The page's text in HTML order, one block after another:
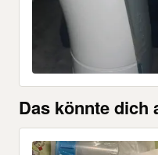
Das könnte dich